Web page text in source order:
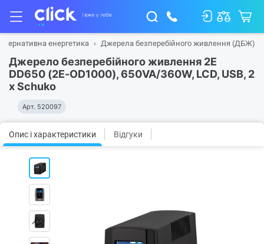
енергетика Джерела безперебійного живлення (ДБЖ)
Джерело безперебійного живлення 2E
DD650 (2E-OD1000), 650VA/360W, LCD, USB, 2
x Schuko
Арт. 520097
Опис і характеристики Відгуки